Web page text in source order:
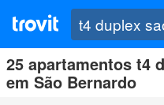
25 apartamentos t4
em São Bernardo